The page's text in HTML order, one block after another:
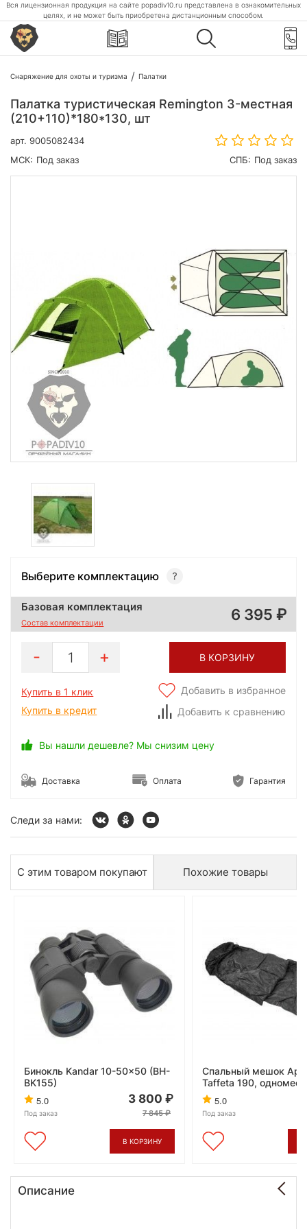
Вся лицензионная продукция на сайте popadiv10.ru представлена в ознакомительных
целях, и не может быть приобретена дистанционным способом.
Снаряжение для охоты и туризма Палатки
Палатка туристическая Remington 3-местная
(210+110)*180*130, шт
арт. 9005082434
МСК: Под заказ СПБ: Под заказ
Выберите комплектацию
Базовая комплектация
Состав комплектации 6 395
1 В КОРЗИНУ
Купить в 1 клик
Купить в кредит
Добавить в избранное
Добавить к сравнению
Вы нашли дешевле? Мы снизим цену
Доставка Оплата Гарантия
Следи за нами:
С этим товаром покупают Похожие товары
Бинокль Kandar 10-50x50 (BH-
BK155)
5.0
Под заказ
3 800
7 845
В КОРЗИНУ
Спальный мешок
Taffeta 190,
5.0
Под заказ
Описание